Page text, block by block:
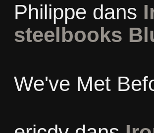
Philippe dans
steelbooks
We've Met